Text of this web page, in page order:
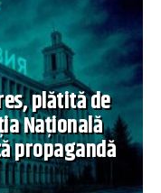
plătită de
Națională
propagandă